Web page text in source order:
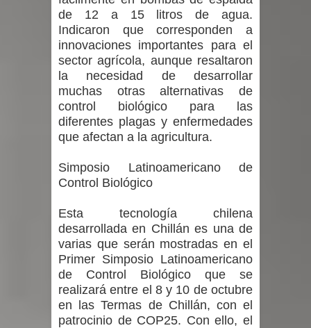
de 12 a 15 litros de agua.
Indicaron que corresponden a
innovaciones importantes para el
sector agrícola, aunque resaltaron
la necesidad de desarrollar
muchas otras alternativas de
control biológico para las
diferentes plagas y enfermedades
que afectan a la agricultura.
Simposio Latinoamericano de
Control Biológico
Esta tecnología chilena
desarrollada en Chillán es una de
varias que serán mostradas en el
Primer Simposio Latinoamericano
de Control Biológico que se
realizará entre el 8 y 10 de octubre
en las Termas de Chillán, con el
patrocinio de COP25. Con ello, el